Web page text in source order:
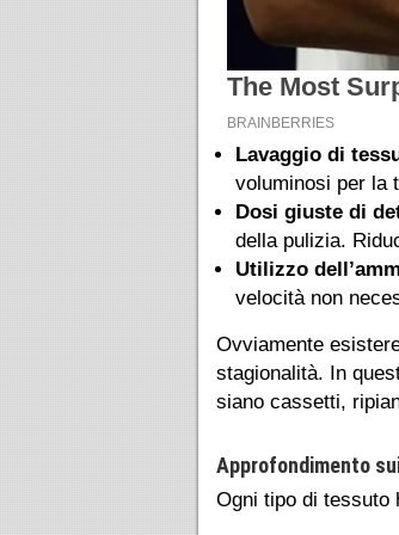
Lavaggio di
voluminosi per la
Dosi giuste di
della pulizia.
Utilizzo
velocità non
Ovviamente
stagionalità. In
siano cassetti,
Approfondimento
Ogni tipo di tessuto